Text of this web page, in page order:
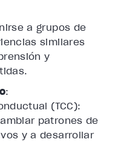
a grupos de
similares
y
:
(TCC):
patrones de
y a desarrollar